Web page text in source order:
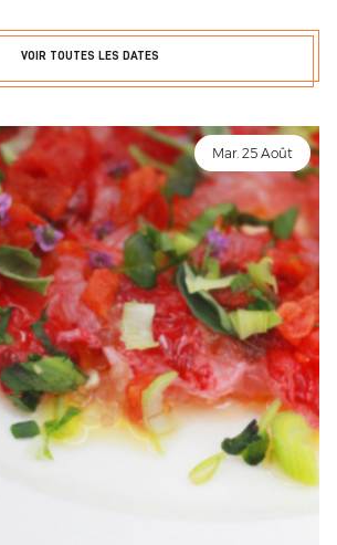
VOIR TOUTES LES DATES
Mar. 25 Août